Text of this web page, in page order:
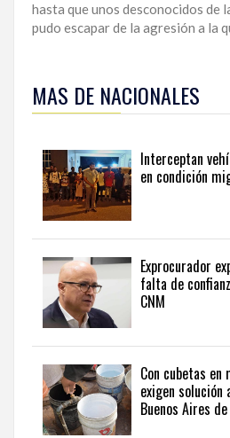
hasta que unos desconocidos de
pudo escapar de la agresión a la
esta
información
seguir
actualidad
del
país
desde
una
perspectiva
internacional,
visite
the
latest
news
from
the
Dominican
MAS DE NACIONALES
Interceptan
en condición
Exprocurador
falta de
CNM
Con cubetas en
exigen solución
Buenos Aires